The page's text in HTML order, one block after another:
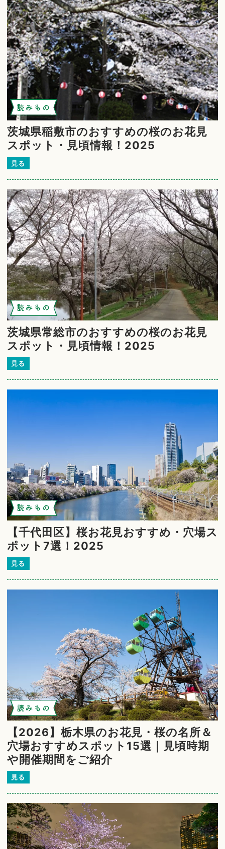
読みもの
茨城県稲敷市のおすすめの桜のお花見
スポット・見頃情報！2025
見る
読みもの
茨城県常総市のおすすめの桜のお花見
スポット・見頃情報！2025
見る
読みもの
【千代田区】桜お花見おすすめ・穴場ス
ポット7選！2025
見る
読みもの
【2026】栃木県のお花見・桜の名所＆
穴場おすすめスポット15選｜見頃時期
や開催期間をご紹介
見る